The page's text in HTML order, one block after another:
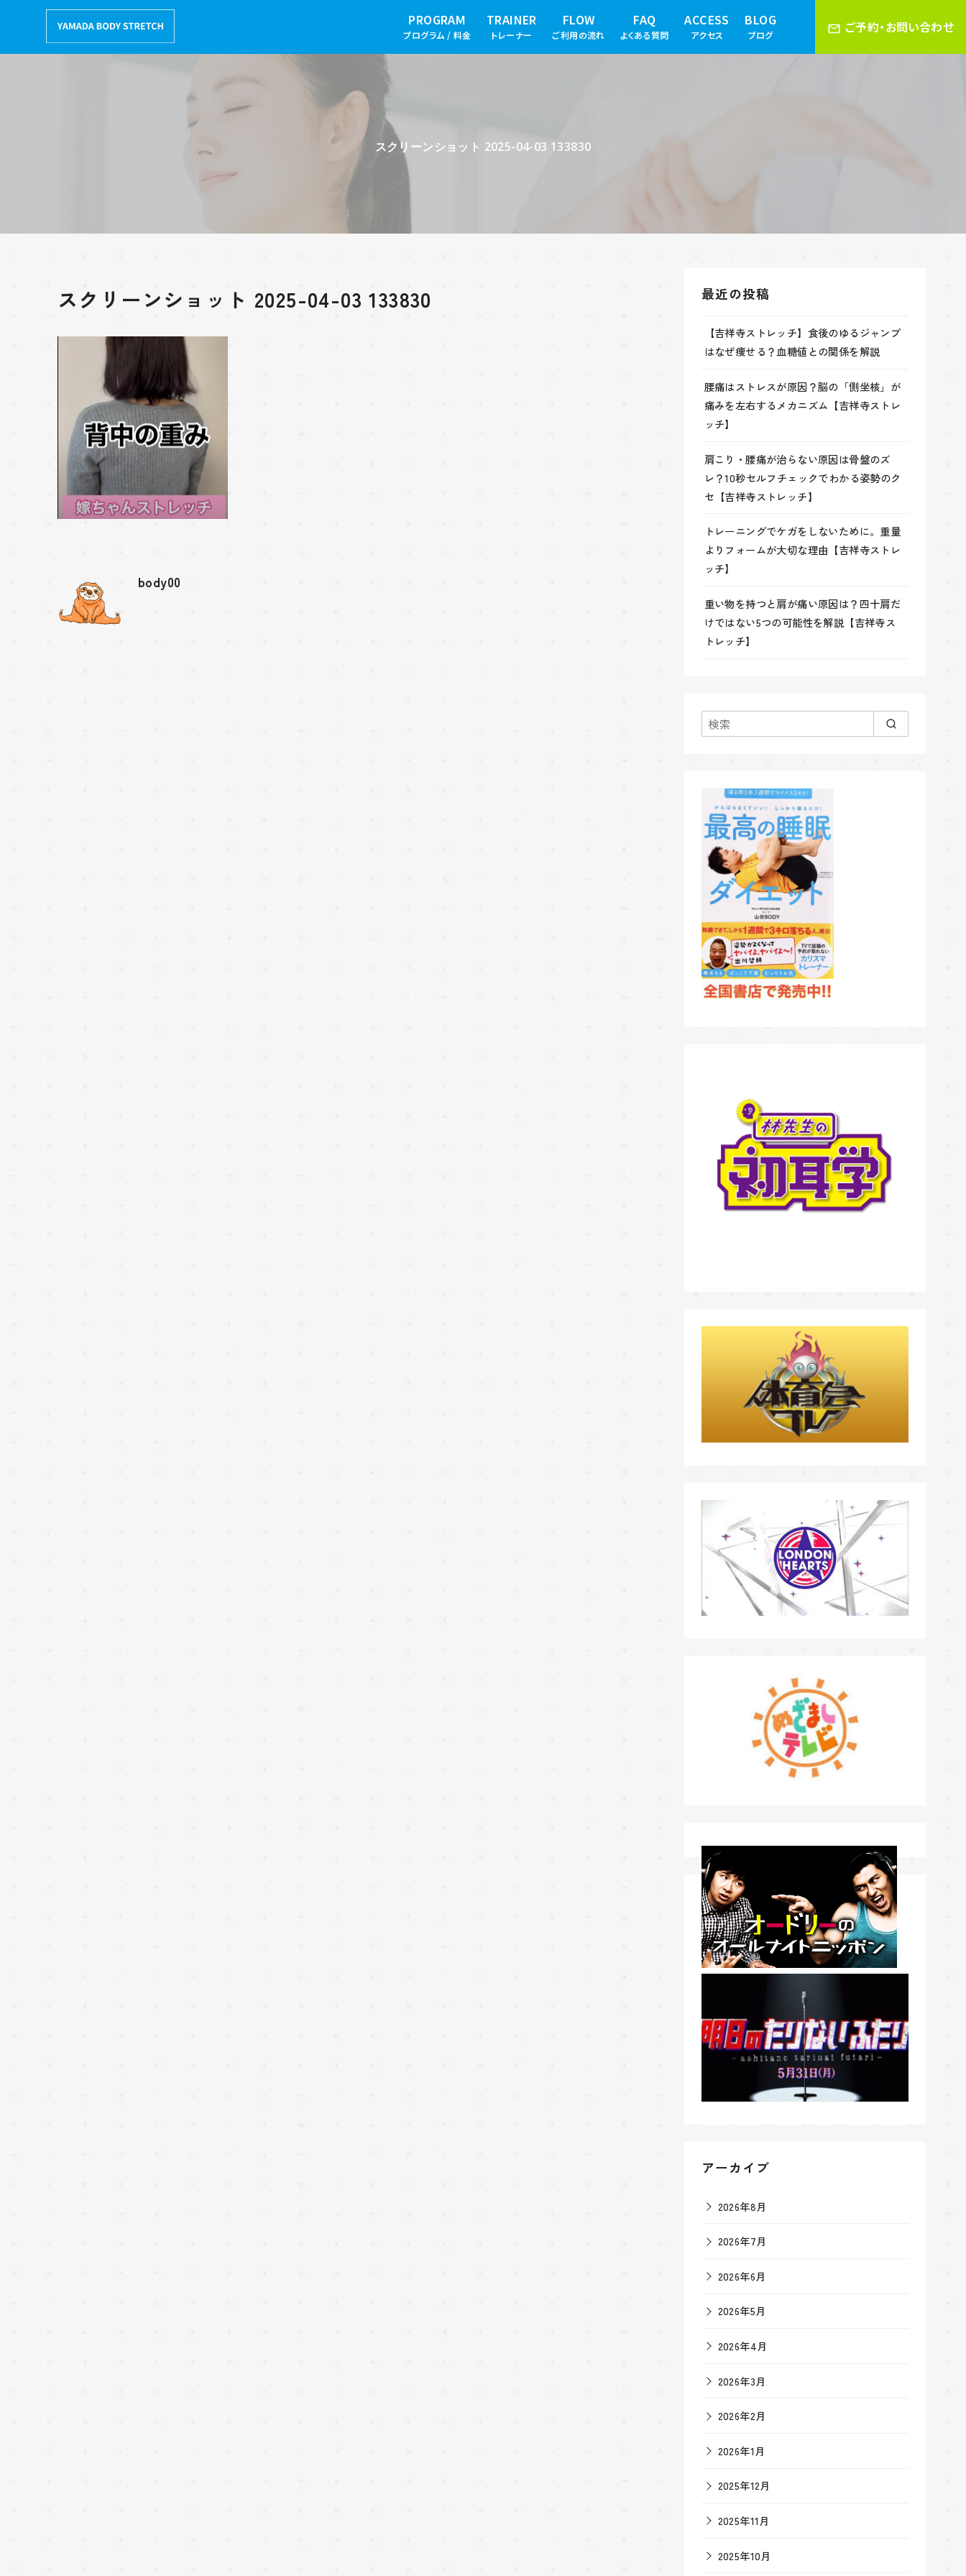
テ
PROGRAM
プログラム / 料金
TRAINER
トレーナー
FLOW
ご利用の流れ
FAQ
よくある質問
ACCESS
アクセス
BLOG
ブログ
スクリーンショット 2025-04-03 133830
ご予約・お問い合わせ
スクリーンショット 2025-04-03 133830
body00
最近の投稿
【吉祥寺ストレッチ】食後のゆるジャンプ
はなぜ痩せる？血糖値との関係を解説
腰痛はストレスが原因？脳の「側坐核」が
痛みを左右するメカニズム【吉祥寺ストレ
ッチ】
肩こり・腰痛が治らない原因は骨盤のズ
レ？10秒セルフチェックでわかる姿勢のク
セ【吉祥寺ストレッチ】
トレーニングでケガをしないために。重量
よりフォームが大切な理由【吉祥寺ストレ
ッチ】
重い物を持つと肩が痛い原因は？四十肩だ
けではない5つの可能性を解説【吉祥寺ス
トレッチ】
アーカイブ
2026年8月
2026年7月
2026年6月
2026年5月
2026年4月
2026年3月
2026年2月
2026年1月
2025年12月
2025年11月
2025年10月